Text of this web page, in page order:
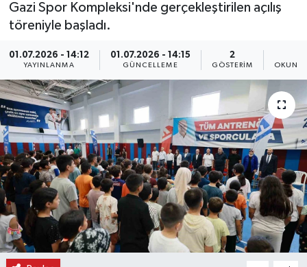
Gazi Spor Kompleksi'nde gerçekleştirilen açılış
töreniyle başladı.
01.07.2026 - 14:12
YAYINLANMA
01.07.2026 - 14:15
GÜNCELLEME
2
GÖSTERIM